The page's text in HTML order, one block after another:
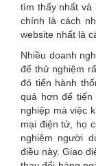
tìm thấy nhất
chính là cách
website nhất là
Nhiều doanh
để thử nghiệm
đó tiến hành
quả hơn để tiến
nghiệp mà việc
mại điện tử, họ
nghiệm người
điều này. Giao